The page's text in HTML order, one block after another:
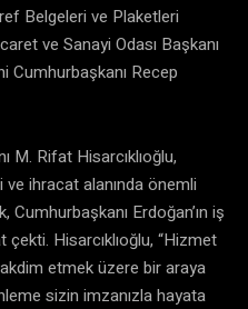
Belgeleri ve Plaketleri
ve Sanayi Odası Başkanı
Cumhurbaşkanı Recep
M. Rifat Hisarcıklıoğlu,
ve ihracat alanında önemli
Cumhurbaşkanı Erdoğan’ın iş
Hisarcıklıoğlu, “Hizmet
etmek üzere bir araya
sizin imzanızla hayata